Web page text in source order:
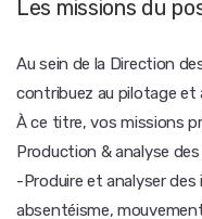
Les missions du
Au sein de la Direction
contribuez au pilotage et
À ce titre, vos missions
Production & analyse
-Produire et analyser
absentéisme,